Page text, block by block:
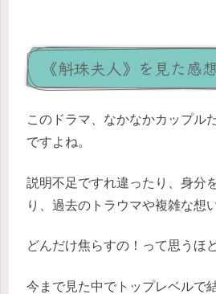
《斛珠夫人》を見た感
このドラマ、なかなかカップル
ですよね。
説明不足ですれ違ったり、身分
り、過去のトラウマや複雑な想
どんだけ焦らすの！って思うほど
今まで見た中でトップレベルで